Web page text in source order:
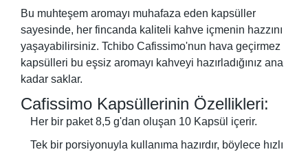
Bu muhteşem aromayı muhafaza eden kapsüller
sayesinde, her fincanda kaliteli kahve içmenin hazzını
yaşayabilirsiniz. Tchibo Cafissimo'nun hava geçirmez
kapsülleri bu eşsiz aromayı kahveyi hazırladığınız ana
kadar saklar.
Cafissimo Kapsüllerinin Özellikleri:
Her bir paket 8,5 g'dan oluşan 10 Kapsül içerir.
Tek bir porsiyonuyla kullanıma hazırdır, böylece hızlı